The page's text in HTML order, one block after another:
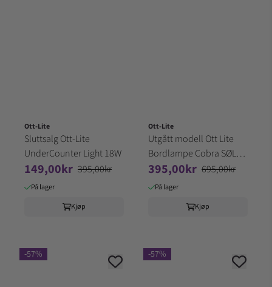
Ott-Lite
Sluttsalg Ott-Lite
UnderCounter Light 18W
149,00kr 395,00kr
På lager
Kjøp
Ott-Lite
Utgått modell Ott Lite
Bordlampe Cobra SØLV
13W
395,00kr 695,00kr
På lager
Kjøp
-57% -57%